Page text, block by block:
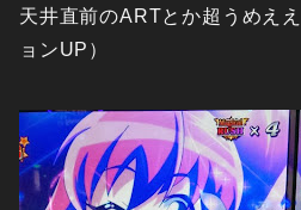
天井直前のARTとか超うめえ
ョンUP）